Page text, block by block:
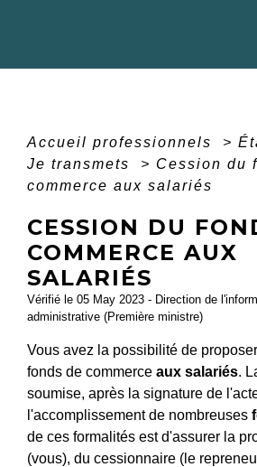
Accueil professionnels >
Je transmets
> Cession du
commerce aux salariés
CESSION DU
COMMERCE AUX
SALARIÉS
Vérifié le 05 May 2023 - Direction de
administrative (Première ministre)
Vous avez la possibilité de
fonds de commerce aux salariés.
soumise, après la signature de
l'accomplissement de nombreuses
de ces formalités est d'assurer la
(vous), du cessionnaire (le